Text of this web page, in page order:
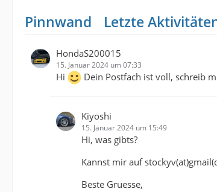
Pinnwand Letzte
HondaS200015
15. Januar 2024 um 07:33
Hi Dein Postfach ist voll, schreib
Kiyoshi
15. Januar 2024 um 15:49
Hi, was gibts?
Kannst mir auf
Beste Gruesse,